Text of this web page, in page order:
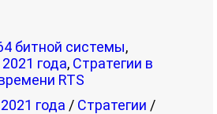
битной системы,
года, Стратегии в
RTS
года / Стратегии /